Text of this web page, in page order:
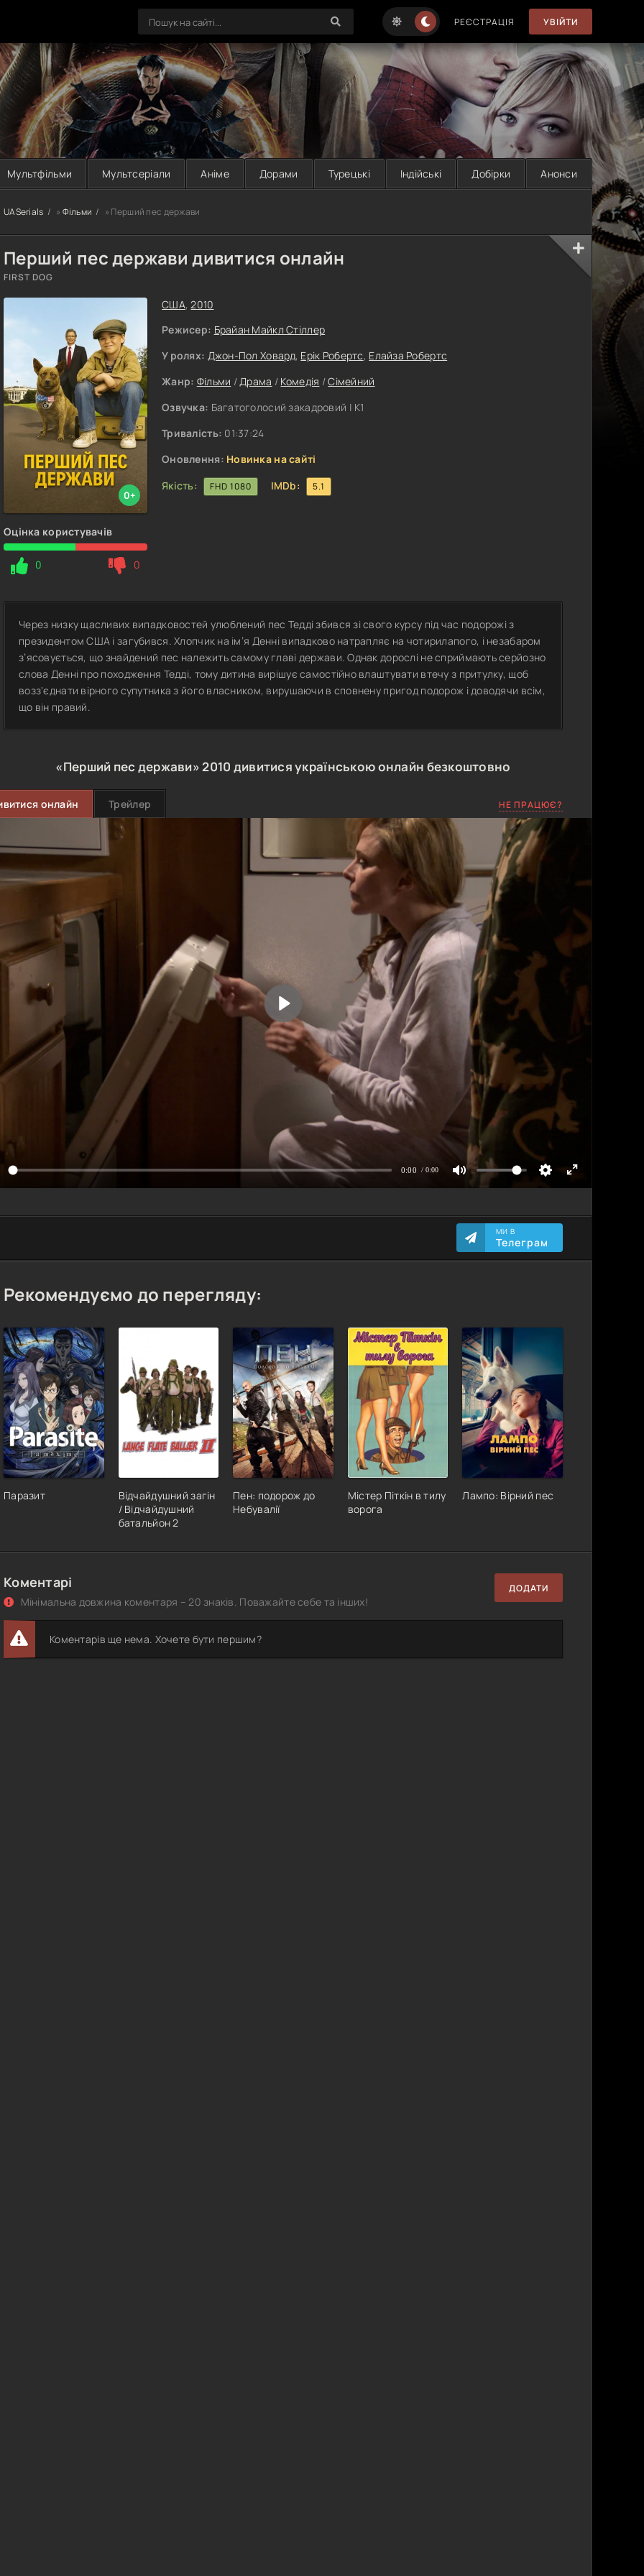
РЕЄСТРАЦІЯ УВІЙТИ
Мультфільми Мультсеріали Аніме Дорами Турецькі Індійські Добірки Анонси
UASerials » Фільми » Перший пес держави
Перший пес держави дивитися онлайн
FIRST DOG
0+
Оцінка користувачів
0 0
США,2010
Режисер: Брайан Майкл Стіллер
У ролях: Джон-Пол Ховард, Ерік Робертс, Елайза Робертс
Жанр: Фільми /Драма / Комедія /Сімейний
Озвучка: Багатоголосий закадровий | К1
Тривалість: 01:37:24
Оновлення: Новинка на сайті
Якість:
FHD 1080 IMDb: 5.1
Через низку щасливих випадковостей улюблений пес Тедді збився зі свого курсу під час подорожі з
президентом США і загубився. Хлопчик на ім’я Денні випадково натрапляє на чотирилапого, і незабаром
з’ясовується, що знайдений пес належить самому главі держави. Однак дорослі не сприймають серйозно
слова Денні про походження Тедді, тому дитина вирішує самостійно влаштувати втечу з притулку, щоб
возз'єднати вірного супутника з його власником, вирушаючи в сповнену пригод подорож і доводячи всім,
що він правий.
«Перший пес держави»2010 дивитися українською онлайн безкоштовно
онлайн Трейлер НЕ ПРАЦЮЄ?
МИ В
Телеграм
Рекомендуємо до перегляду:
Паразит
Відчайдушний загін
/ Відчайдушний
батальйон 2
Пен: подорож до
Небувалії
Містер Піткін в тилу
ворога
Лампо: Вірний пес
Коментарі
Мінімальна довжина коментаря – 20 знаків. Поважайте себе та інших!
ДОДАТИ
Коментарів ще нема. Хочете бути першим?